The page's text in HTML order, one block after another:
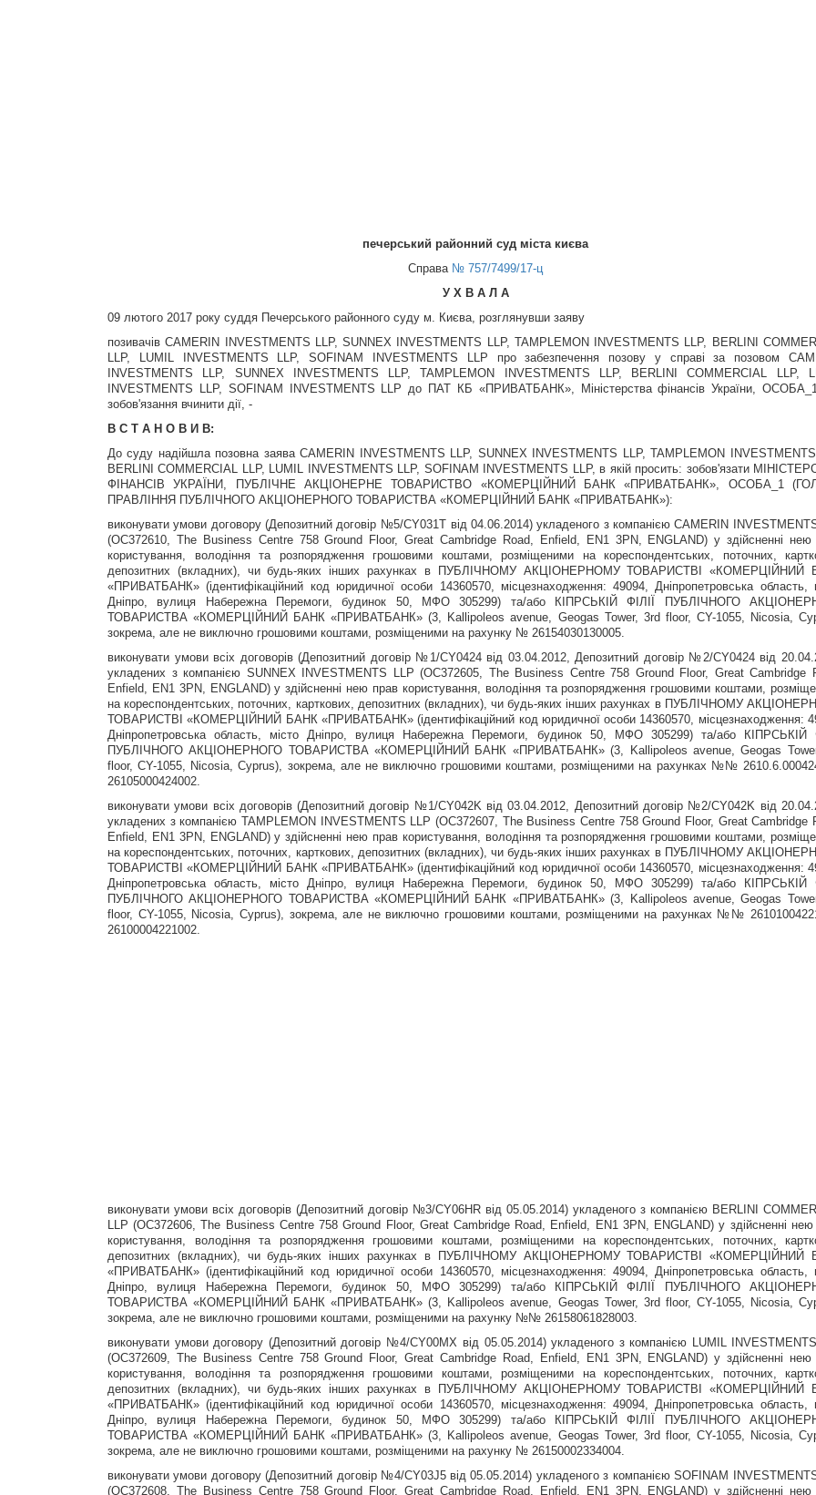
печерський районний суд міста києва
Справа № 757/7499/17-ц
У Х В А Л А
09 лютого 2017 року суддя Печерського районного суду м. Києва, розглянувши заяву
позивачів CAMERIN INVESTMENTS LLP, SUNNEX INVESTMENTS LLP, TAMPLEMON INVESTMENTS LLP, BERLINI
LLP, LUMIL INVESTMENTS LLP, SOFINAM INVESTMENTS LLP про забезпечення позову у справі за позовом
INVESTMENTS LLP, SUNNEX INVESTMENTS LLP, TAMPLEMON INVESTMENTS LLP, BERLINI COMMERCIAL LLP,
INVESTMENTS LLP, SOFINAM INVESTMENTS LLP до ПАТ КБ «ПРИВАТБАНК», Міністерства фінансів України,
зобов'язання вчинити дії, -
В С Т А Н О В И В:
До суду надійшла позовна заява CAMERIN INVESTMENTS LLP, SUNNEX INVESTMENTS LLP, TAMPLEMON
BERLINI COMMERCIAL LLP, LUMIL INVESTMENTS LLP, SOFINAM INVESTMENTS LLP, в якій просить: зобов'язати
ФІНАНСІВ УКРАЇНИ, ПУБЛІЧНЕ АКЦІОНЕРНЕ ТОВАРИСТВО «КОМЕРЦІЙНИЙ БАНК «ПРИВАТБАНК», ОСОБА_1
ПРАВЛІННЯ ПУБЛІЧНОГО АКЦІОНЕРНОГО ТОВАРИСТВА «КОМЕРЦІЙНИЙ БАНК «ПРИВАТБАНК»):
виконувати умови договору (Депозитний договір №5/CY031Т від 04.06.2014) укладеного з компанією CAMERIN
(OC372610, The Business Centre 758 Ground Floor, Great Cambridge Road, Enfield, EN1 3PN, ENGLAND) у здійсненні нею
користування, володіння та розпорядження грошовими коштами, розміщеними на кореспондентських, поточних,
депозитних (вкладних), чи будь-яких інших рахунках в ПУБЛІЧНОМУ АКЦІОНЕРНОМУ ТОВАРИСТВІ «КОМЕРЦІЙНИЙ
«ПРИВАТБАНК» (ідентифікаційний код юридичної особи 14360570, місцезнаходження: 49094, Дніпропетровська область,
Дніпро, вулиця Набережна Перемоги, будинок 50, МФО 305299) та/або КІПРСЬКІЙ ФІЛІЇ ПУБЛІЧНОГО
ТОВАРИСТВА «КОМЕРЦІЙНИЙ БАНК «ПРИВАТБАНК» (3, Kallipoleos avenue, Geogas Tower, 3rd floor, CY-1055, Nicosia,
зокрема, але не виключно грошовими коштами, розміщеними на рахунку № 26154030130005.
виконувати умови всіх договорів (Депозитний договір №1/CY0424 від 03.04.2012, Депозитний договір №2/CY0424 від
укладених з компанією SUNNEX INVESTMENTS LLP (OC372605, The Business Centre 758 Ground Floor, Great Cambridge
Enfield, EN1 3PN, ENGLAND) у здійсненні нею прав користування, володіння та розпорядження грошовими коштами,
на кореспондентських, поточних, карткових, депозитних (вкладних), чи будь-яких інших рахунках в ПУБЛІЧНОМУ
ТОВАРИСТВІ «КОМЕРЦІЙНИЙ БАНК «ПРИВАТБАНК» (ідентифікаційний код юридичної особи 14360570, місцезнаходження:
Дніпропетровська область, місто Дніпро, вулиця Набережна Перемоги, будинок 50, МФО 305299) та/або КІПРСЬКІЙ
ПУБЛІЧНОГО АКЦІОНЕРНОГО ТОВАРИСТВА «КОМЕРЦІЙНИЙ БАНК «ПРИВАТБАНК» (3, Kallipoleos avenue, Geogas
floor, CY-1055, Nicosia, Cyprus), зокрема, але не виключно грошовими коштами, розміщеними на рахунках №№
26105000424002.
виконувати умови всіх договорів (Депозитний договір №1/CY042K від 03.04.2012, Депозитний договір №2/CY042K від
укладених з компанією TAMPLEMON INVESTMENTS LLP (OC372607, The Business Centre 758 Ground Floor, Great Cambridge
Enfield, EN1 3PN, ENGLAND) у здійсненні нею прав користування, володіння та розпорядження грошовими коштами,
на кореспондентських, поточних, карткових, депозитних (вкладних), чи будь-яких інших рахунках в ПУБЛІЧНОМУ
ТОВАРИСТВІ «КОМЕРЦІЙНИЙ БАНК «ПРИВАТБАНК» (ідентифікаційний код юридичної особи 14360570, місцезнаходження:
Дніпропетровська область, місто Дніпро, вулиця Набережна Перемоги, будинок 50, МФО 305299) та/або КІПРСЬКІЙ
ПУБЛІЧНОГО АКЦІОНЕРНОГО ТОВАРИСТВА «КОМЕРЦІЙНИЙ БАНК «ПРИВАТБАНК» (3, Kallipoleos avenue, Geogas
floor, CY-1055, Nicosia, Cyprus), зокрема, але не виключно грошовими коштами, розміщеними на рахунках №№
26100004221002.
виконувати умови всіх договорів (Депозитний договір №3/CY06HR від 05.05.2014) укладеного з компанією BERLINI
LLP (OC372606, The Business Centre 758 Ground Floor, Great Cambridge Road, Enfield, EN1 3PN, ENGLAND) у здійсненні нею
користування, володіння та розпорядження грошовими коштами, розміщеними на кореспондентських, поточних,
депозитних (вкладних), чи будь-яких інших рахунках в ПУБЛІЧНОМУ АКЦІОНЕРНОМУ ТОВАРИСТВІ «КОМЕРЦІЙНИЙ
«ПРИВАТБАНК» (ідентифікаційний код юридичної особи 14360570, місцезнаходження: 49094, Дніпропетровська область,
Дніпро, вулиця Набережна Перемоги, будинок 50, МФО 305299) та/або КІПРСЬКІЙ ФІЛІЇ ПУБЛІЧНОГО
ТОВАРИСТВА «КОМЕРЦІЙНИЙ БАНК «ПРИВАТБАНК» (3, Kallipoleos avenue, Geogas Tower, 3rd floor, CY-1055, Nicosia,
зокрема, але не виключно грошовими коштами, розміщеними на рахунку №№ 26158061828003.
виконувати умови договору (Депозитний договір №4/CY00MX від 05.05.2014) укладеного з компанією LUMIL
(OC372609, The Business Centre 758 Ground Floor, Great Cambridge Road, Enfield, EN1 3PN, ENGLAND) у здійсненні нею
користування, володіння та розпорядження грошовими коштами, розміщеними на кореспондентських, поточних,
депозитних (вкладних), чи будь-яких інших рахунках в ПУБЛІЧНОМУ АКЦІОНЕРНОМУ ТОВАРИСТВІ «КОМЕРЦІЙНИЙ
«ПРИВАТБАНК» (ідентифікаційний код юридичної особи 14360570, місцезнаходження: 49094, Дніпропетровська область,
Дніпро, вулиця Набережна Перемоги, будинок 50, МФО 305299) та/або КІПРСЬКІЙ ФІЛІЇ ПУБЛІЧНОГО
ТОВАРИСТВА «КОМЕРЦІЙНИЙ БАНК «ПРИВАТБАНК» (3, Kallipoleos avenue, Geogas Tower, 3rd floor, CY-1055, Nicosia,
зокрема, але не виключно грошовими коштами, розміщеними на рахунку № 26150002334004.
виконувати умови договору (Депозитний договір №4/CY03J5 від 05.05.2014) укладеного з компанією SOFINAM
(OC372608, The Business Centre 758 Ground Floor, Great Cambridge Road, Enfield, EN1 3PN, ENGLAND) у здійсненні нею